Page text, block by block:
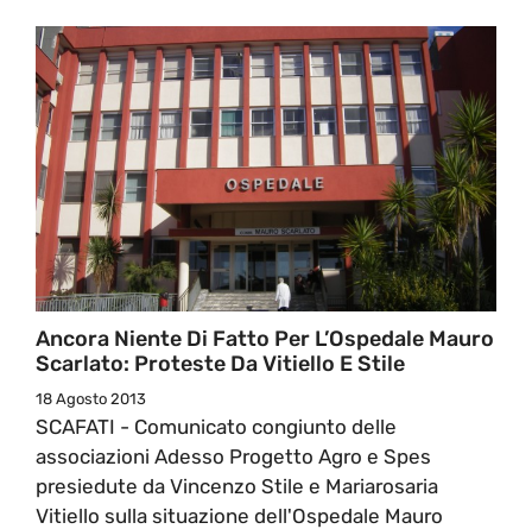
Ancora Niente Di Fatto Per L’Ospedale Mauro
Scarlato: Proteste Da Vitiello E Stile
18 Agosto 2013
SCAFATI - Comunicato congiunto delle
associazioni Adesso Progetto Agro e Spes
presiedute da Vincenzo Stile e Mariarosaria
Vitiello sulla situazione dell'Ospedale Mauro